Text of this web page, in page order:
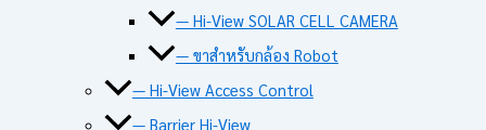
— Hi-View SOLAR CELL CAMERA
— ขาสำหรับกล้อง Robot
— Hi-View Access Control
— Barrier Hi-View